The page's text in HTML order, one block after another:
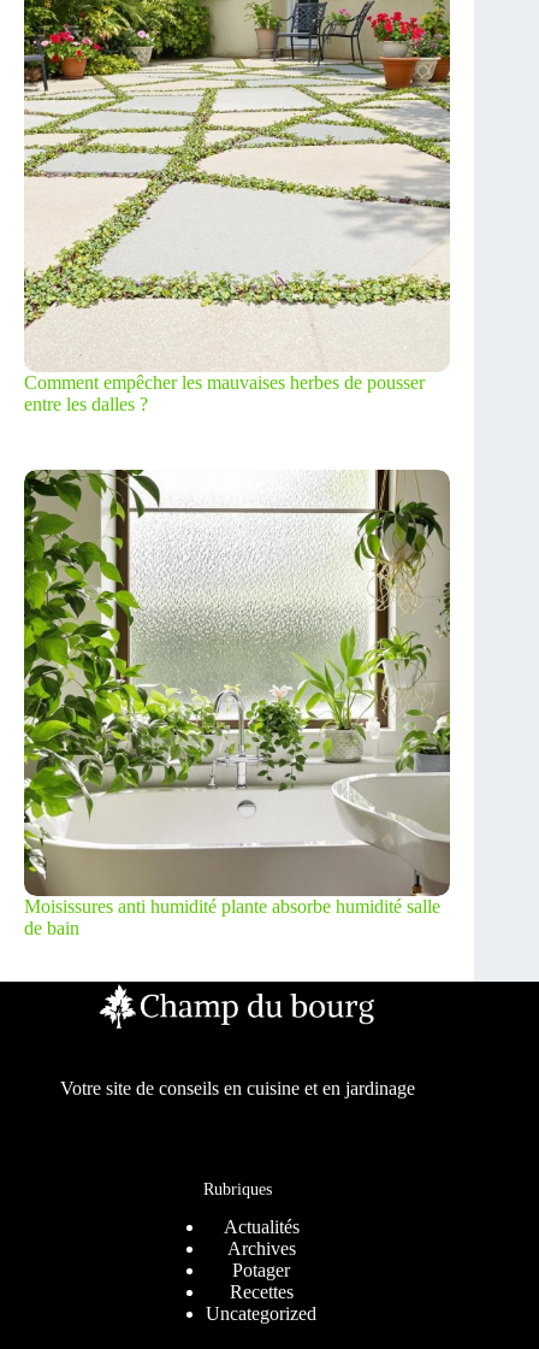
Comment empêcher les mauvaises herbes de pousser
entre les dalles ?
Moisissures anti humidité plante absorbe humidité salle
de bain
Votre site de conseils en cuisine et en jardinage
Rubriques
Actualités
Archives
Potager
Recettes
Uncategorized